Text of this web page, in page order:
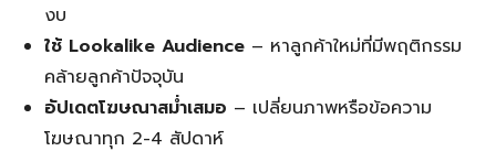
งบ
ใช้ Lookalike Audience – หาลูกค้าใหม่ที่มีพฤติกรรม
คล้ายลูกค้าปัจจุบัน
อัปเดตโฆษณาสม่ำเสมอ – เปลี่ยนภาพหรือข้อความ
โฆษณาทุก 2-4 สัปดาห์